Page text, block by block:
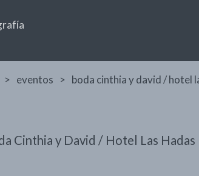
eventos boda cinthia y david / hotel
Cinthia y David / Hotel Las